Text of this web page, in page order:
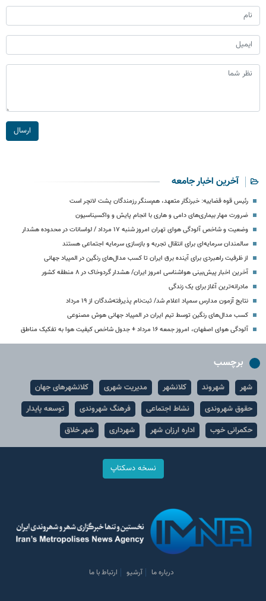
ارسال
آخرین اخبار جامعه
رئیس قوه قضاییه: خبرنگار متعهد، هم‌سنگر رزمندگان پشت لانچر است
ضرورت مهار بیماری‌های دامی و هاری با انجام پایش و واکسیناسیون
وضعیت و شاخص آلودگی هوای تهران امروز شنبه ۱۷ مرداد / لواسانات در محدوده هشدار
سالمندان سرمایه‌ای برای انتقال تجربه و بازسازی سرمایه اجتماعی هستند
از ظرفیت راهبردی برای آینده برق ایران تا کسب مدال‌های رنگین در المپیاد جهانی
آخرین اخبار پیش‌بینی هواشناسی امروز ایران/ هشدار گردوخاک در ۸ منطقه کشور
مادرانه‌ترین آغاز برای یک زندگی
نتایج آزمون مدارس سمپاد اعلام شد/ ثبت‌نام پذیرفته‌شدگان از ۱۹ مرداد
کسب مدال‌های رنگین توسط تیم ایران در المپیاد جهانی هوش مصنوعی
آلودگی هوای اصفهان، امروز جمعه ۱۶ مرداد + جدول شاخص کیفیت هوا به تفکیک مناطق
برچسب
شهر شهروند کلانشهر مدیریت شهری
کلانشهرهای جهان
حقوق شهروندی
نشاط اجتماعی فرهنگ شهروندی
توسعه پایدار
حکمرانی خوب
اداره ارزان شهر شهرداری شهر خلاق
نسخه دسکتاپ
درباره ما آرشیو ارتباط با ما